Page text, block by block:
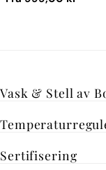
Vask & Stell av
Sertifisering